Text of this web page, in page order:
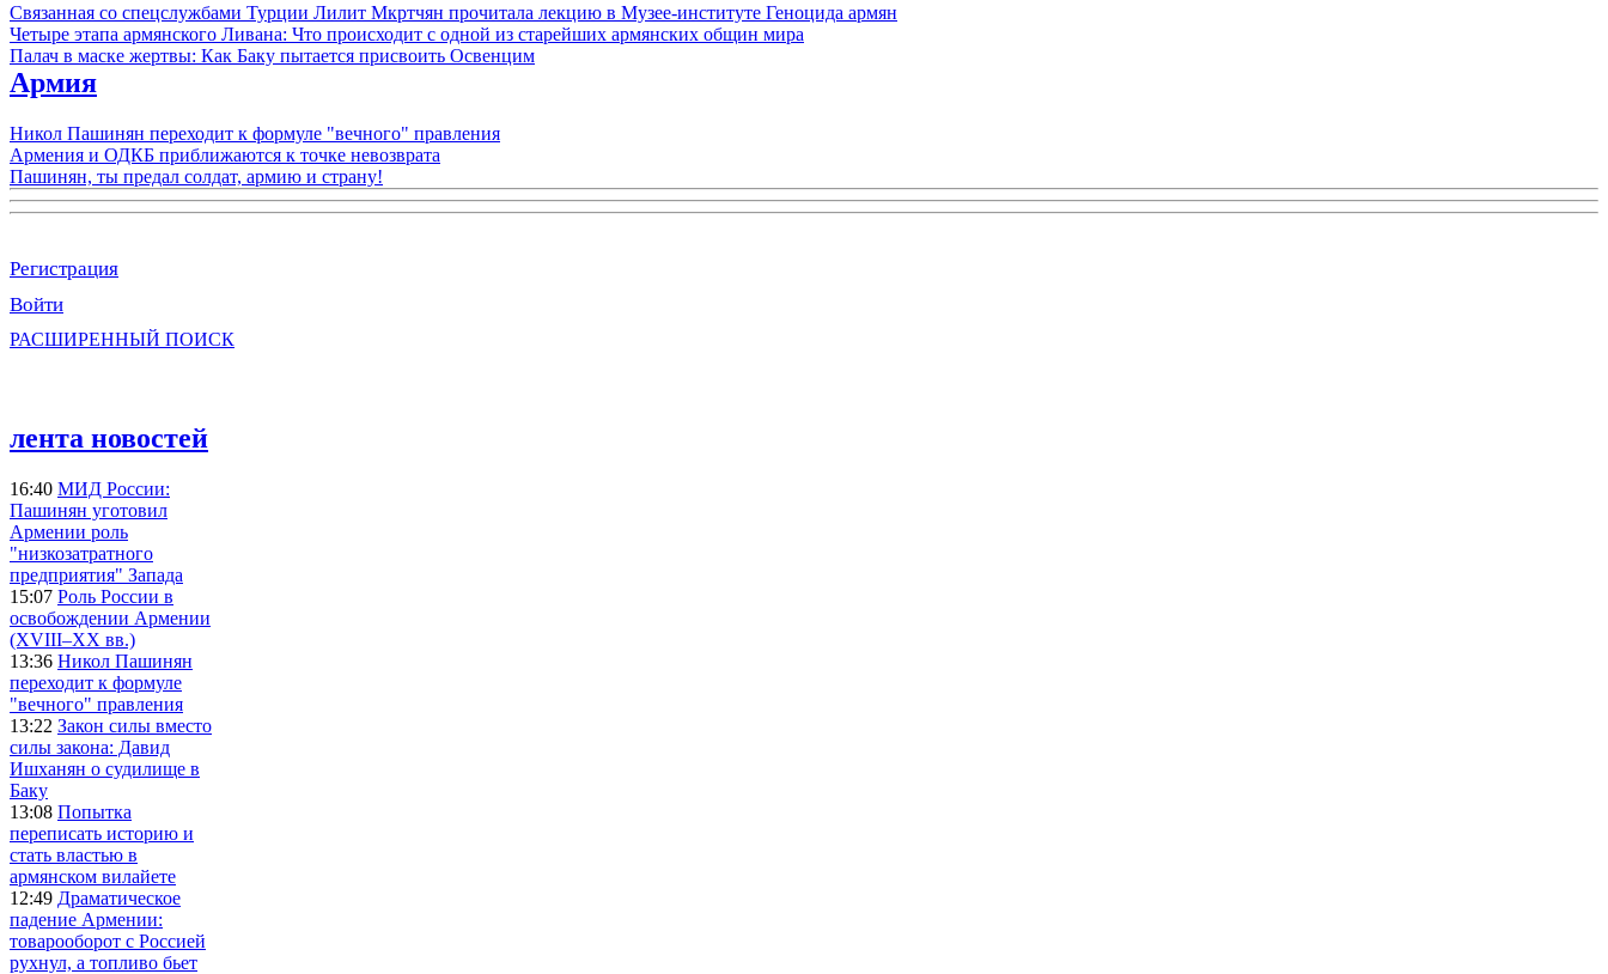
Связанная со спецслужбами Турции Лилит Мкртчян прочитала лекцию в Музее-институте Геноцида армян
Четыре этапа армянского Ливана: Что происходит с одной из старейших армянских общин мира
Палач в маске жертвы: Как Баку пытается присвоить Освенцим
Армия
Никол Пашинян переходит к формуле "вечного" правления
Армения и ОДКБ приближаются к точке невозврата
Пашинян, ты предал солдат, армию и страну!
Регистрация
Войти
РАСШИРЕННЫЙ ПОИСК
лента новостей
16:40 МИД России:
Пашинян уготовил
Армении роль
"низкозатратного
предприятия" Запада
15:07 Роль России в
освобождении Армении
(XVIII–XX вв.)
13:36 Никол Пашинян
переходит к формуле
"вечного" правления
13:22 Закон силы вместо
силы закона: Давид
Ишханян о судилище в
Баку
13:08 Попытка
переписать историю и
стать властью в
армянском вилайете
12:49 Драматическое
падение Армении:
товарооборот с Россией
рухнул, а топливо бьет